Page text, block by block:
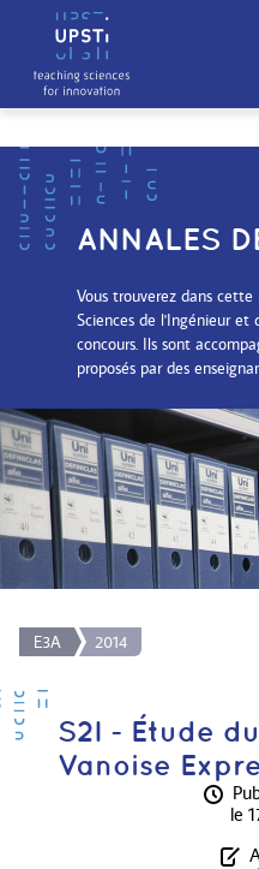
ANNALES
Vous trouverez dans
Sciences de l'Ingénieur
concours. Ils sont
proposés par des
E3A 2014
S2I - Étude
Vanoise
le